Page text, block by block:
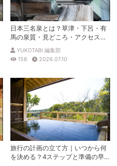
日本三名泉とは？草津・下呂・有
馬の泉質・見どころ・アクセスを
徹底解説
YUKOTABI 編集部
158
2026.07.10
旅行の計画の立て方｜いつから何
を決める？4ステップと準備の早